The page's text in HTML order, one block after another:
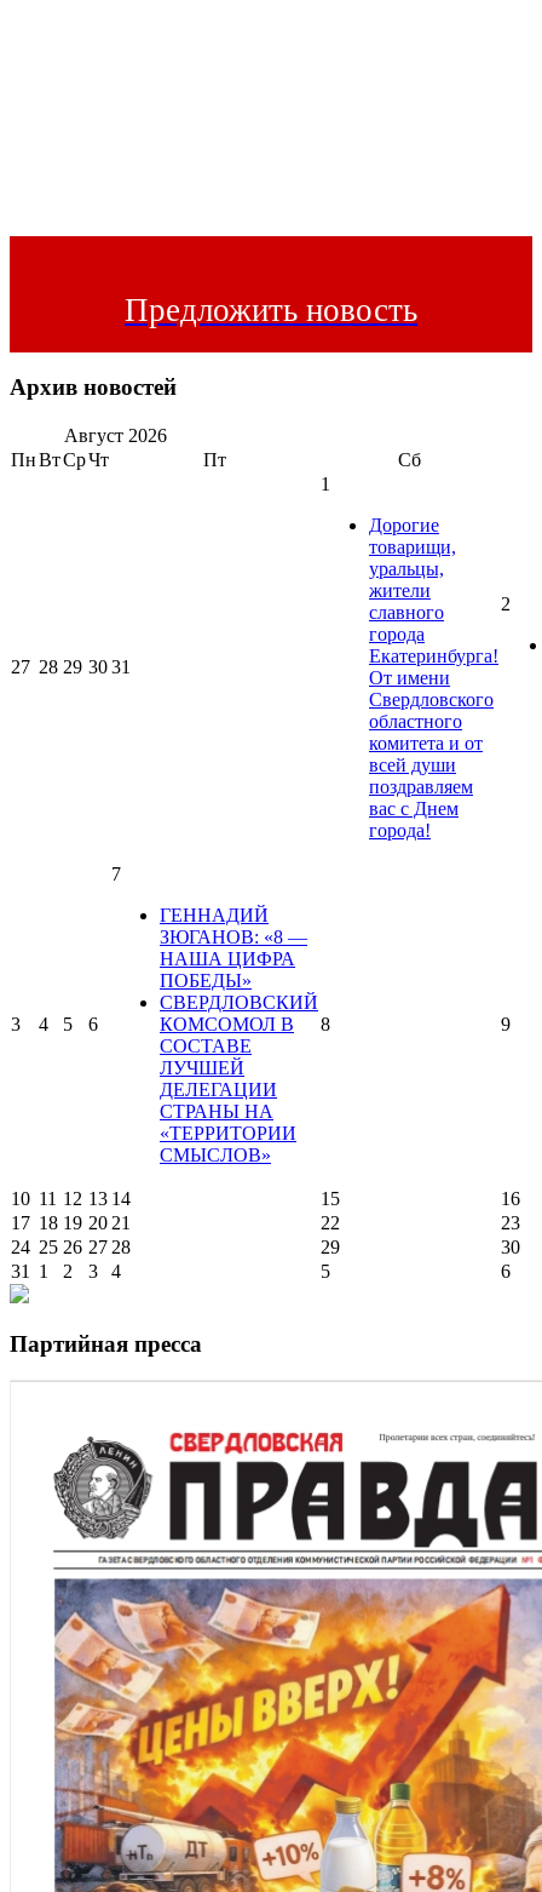
Предложить новость
Архив новостей
Август 2026
ПнВтСрЧт Пт Сб
27 28 29 3031
1
Дорогие
товарищи,
уральцы,
жители
славного
города
Екатеринбурга!
От имени
Свердловского
областного
комитета и от
всей души
поздравляем
вас с Днем
города!
2
3 4 5 6
7
ГЕННАДИЙ
ЗЮГАНОВ: «8 —
НАША ЦИФРА
ПОБЕДЫ»
СВЕРДЛОВСКИЙ
КОМСОМОЛ В
СОСТАВЕ
ЛУЧШЕЙ
ДЕЛЕГАЦИИ
СТРАНЫ НА
«ТЕРРИТОРИИ
СМЫСЛОВ»
8 9
10 11 12 13 14 15
16
17 18 19 20 21 22
23
24 25 26 27 28 29
30
31
1 2 3 4 5 6
Партийная пресса